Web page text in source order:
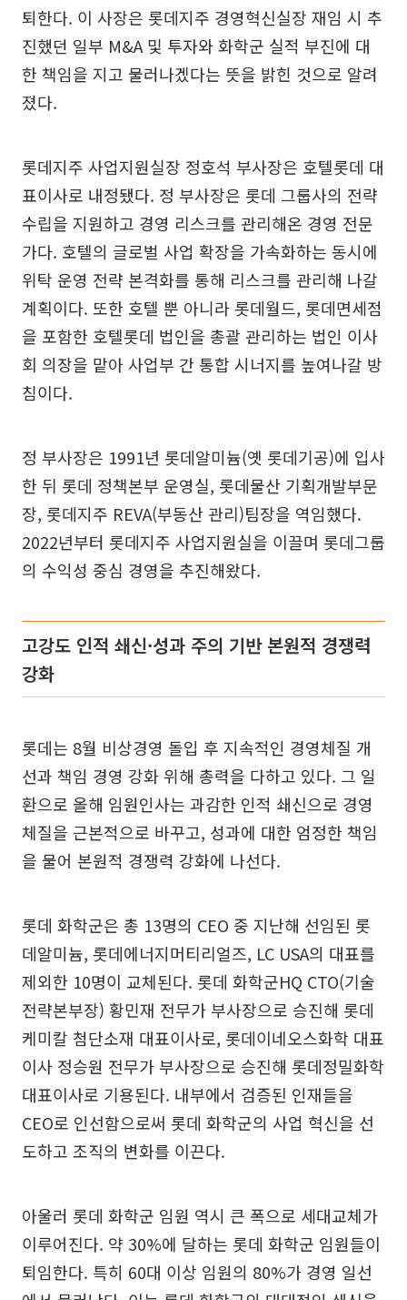
퇴한다. 이 사장은 롯데지주 경영혁신실장 재임 시 추
진했던 일부 M&A 및 투자와 화학군 실적 부진에 대
한 책임을 지고 물러나겠다는 뜻을 밝힌 것으로 알려
졌다.
롯데지주 사업지원실장 정호석 부사장은 호텔롯데 대
표이사로 내정됐다. 정 부사장은 롯데 그룹사의 전략
수립을 지원하고 경영 리스크를 관리해온 경영 전문
가다. 호텔의 글로벌 사업 확장을 가속화하는 동시에
위탁 운영 전략 본격화를 통해 리스크를 관리해 나갈
계획이다. 또한 호텔 뿐 아니라 롯데월드, 롯데면세점
을 포함한 호텔롯데 법인을 총괄 관리하는 법인 이사
회 의장을 맡아 사업부 간 통합 시너지를 높여나갈 방
침이다.
정 부사장은 1991년 롯데알미늄(옛 롯데기공)에 입사
한 뒤 롯데 정책본부 운영실, 롯데물산 기획개발부문
장, 롯데지주 REVA(부동산 관리)팀장을 역임했다.
2022년부터 롯데지주 사업지원실을 이끌며 롯데그룹
의 수익성 중심 경영을 추진해왔다.
고강도 인적 쇄신·성과 주의 기반 본원적 경쟁력
강화
롯데는 8월 비상경영 돌입 후 지속적인 경영체질 개
선과 책임 경영 강화 위해 총력을 다하고 있다. 그 일
환으로 올해 임원인사는 과감한 인적 쇄신으로 경영
체질을 근본적으로 바꾸고, 성과에 대한 엄정한 책임
을 물어 본원적 경쟁력 강화에 나선다.
롯데 화학군은 총 13명의 CEO 중 지난해 선임된 롯
데알미늄, 롯데에너지머티리얼즈, LC USA의 대표를
제외한 10명이 교체된다. 롯데 화학군HQ CTO(기술
전략본부장) 황민재 전무가 부사장으로 승진해 롯데
케미칼 첨단소재 대표이사로, 롯데이네오스화학 대표
이사 정승원 전무가 부사장으로 승진해 롯데정밀화학
대표이사로 기용된다. 내부에서 검증된 인재들을
CEO로 인선함으로써 롯데 화학군의 사업 혁신을 선
도하고 조직의 변화를 이끈다.
아울러 롯데 화학군 임원 역시 큰 폭으로 세대교체가
이루어진다. 약 30%에 달하는 롯데 화학군 임원들이
퇴임한다. 특히 60대 이상 임원의 80%가 경영 일선